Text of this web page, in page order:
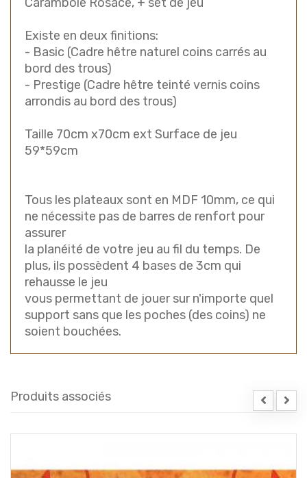
Existe en deux finitions:
- Basic (Cadre hêtre naturel coins carrés au
bord des trous)
- Prestige (Cadre hêtre teinté vernis coins
arrondis au bord des trous)
Taille 70cm x70cm ext Surface de jeu
59*59cm
Tous les plateaux sont en MDF 10mm, ce qui
ne nécessite pas de barres de renfort pour
assurer
la planéité de votre jeu au fil du temps. De
plus, ils possèdent 4 bases de 3cm qui
rehausse le jeu
vous permettant de jouer sur n'importe quel
support sans que les poches (des coins) ne
soient bouchées.
Produits associés